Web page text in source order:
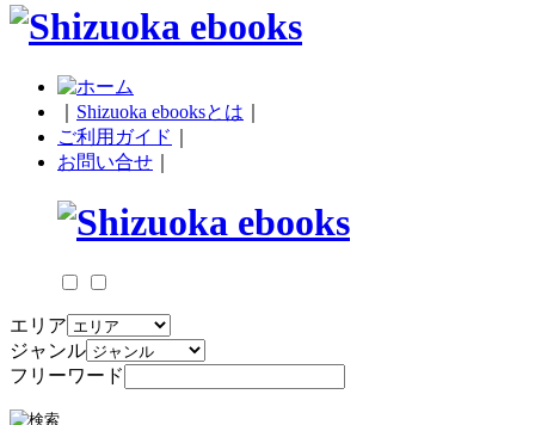
Shizuoka ebooksとは
ご利用ガイド
お問い合せ
エリア
ジャンル
フリーワード